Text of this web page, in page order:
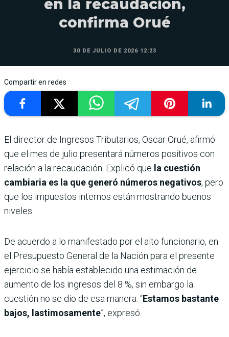
en la recaudación,
confirma Orué
30 DE JULIO DE 2026 12:23
Compartir en redes
El director de Ingresos Tributarios, Oscar Orué, afirmó
que el mes de julio presentará números positivos con
relación a la recaudación. Explicó que la cuestión
cambiaria es la que generó números negativos, pero
que los impuestos internos están mostrando buenos
niveles.
De acuerdo a lo manifestado por el alto funcionario, en
el Presupuesto General de la Nación para el presente
ejercicio se había establecido una estimación de
aumento de los ingresos del 8 %, sin embargo la
cuestión no se dio de esa manera. “Estamos bastante
bajos, lastimosamente”, expresó.